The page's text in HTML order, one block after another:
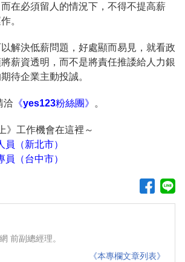
在必須留人的情況下，不得不提高薪
。
解決低薪問題，好處顯而易見，就看政
薪資透明，而不是將責任推諉給人力銀
待企業主動投誠。
洽 《yes123粉絲團》 。
》工作機會在這裡～
（新北市）
（台中市）
前副總經理。
《本專欄文章列表》